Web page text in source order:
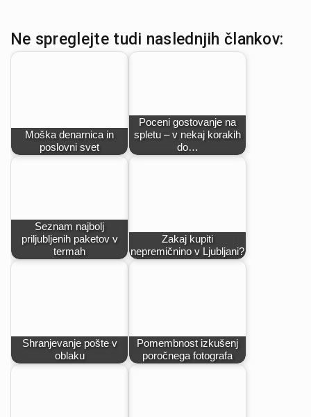
Ne spreglejte tudi naslednjih člankov:
Moška denarnica in
poslovni svet
Poceni gostovanje na
spletu – v nekaj korakih
do…
Seznam najbolj
priljubljenih paketov v
termah
Zakaj kupiti
nepremičnino v Ljubljani?
Shranjevanje pošte v
oblaku
Pomembnost izkušenj
poročnega fotografa